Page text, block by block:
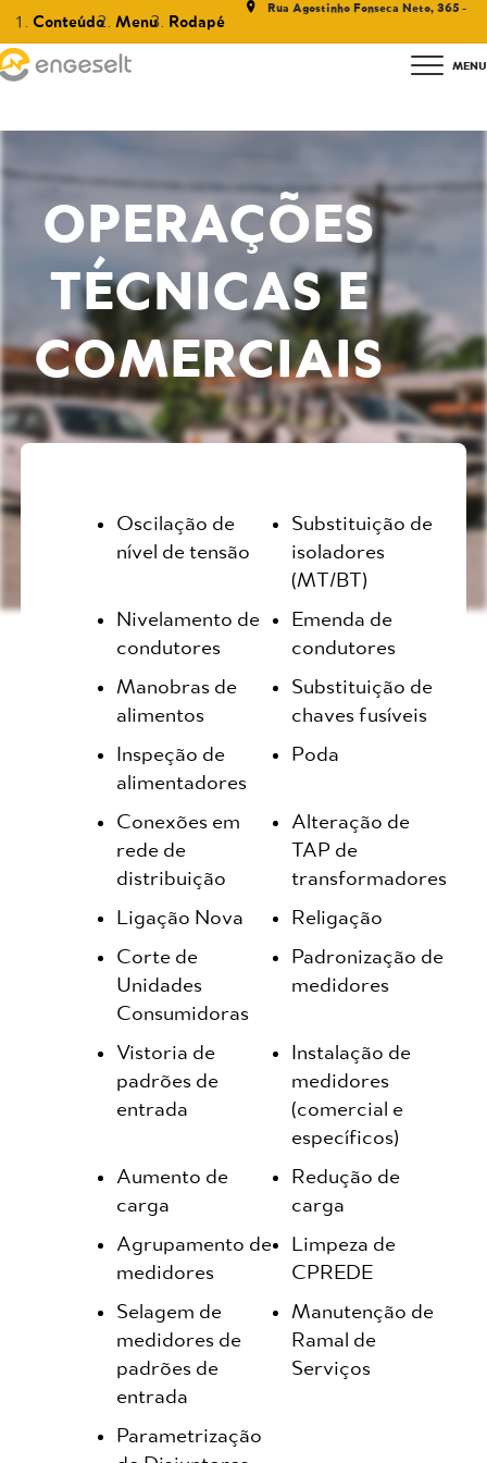
OPERAÇÕES
TÉCNICAS E
COMERCIAIS
Oscilação de
nível de tensão
Substituição de
isoladores
(MT/BT)
Nivelamento de
condutores
Emenda de
condutores
Manobras de
alimentos
Substituição de
chaves fusíveis
Inspeção de
alimentadores
Poda
Conexões em
rede de
distribuição
Alteração de
TAP de
transformadores
Ligação Nova
Religação
Corte de
Unidades
Consumidoras
Padronização de
medidores
Vistoria de
padrões de
entrada
Instalação de
medidores
(comercial e
específicos)
Aumento de
carga
Redução de
carga
Agrupamento de
medidores
Limpeza de
CPREDE
Selagem de
medidores de
padrões de
entrada
Manutenção de
Ramal de
Serviços
Parametrização
Conteúdo Menu Rodapé
Rua Agostinho Fonseca Neto, 365 -